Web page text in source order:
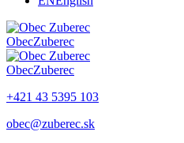
ObecZuberec
ObecZuberec
+421 43 5395 103
obec@zuberec.sk